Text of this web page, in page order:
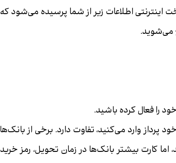
اینترنتی اطلاعات زیر از شما پرسیده می‌شود که
می‌شوید.
را فعال کرده باشید.
پرداز وارد می‌کنید، تفاوت دارد. برخی از بانک‌ها
کارت بیشتر بانک‏‌ها در زمان تحویل، رمز خرید